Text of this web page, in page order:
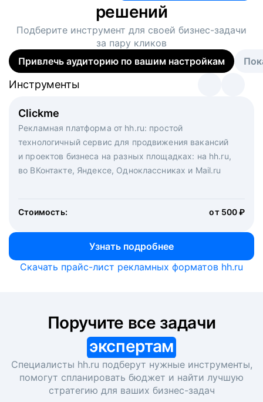
решений
Подберите инструмент для своей бизнес-задачи
за пару кликов
Привлечь аудиторию по вашим настройкам
Clickme
Рекламная платформа от hh.ru: простой
технологичный сервис для продвижения вакансий
и проектов бизнеса на разных площадках: на hh.ru,
во ВКонтакте, Яндексе, Одноклассниках и Mail.ru
Стоимость: от 500 ₽
Узнать подробнее
Инструменты
Вакансия дня
Рекламный формат для вакансий на главной странице
hh.ru. Увеличивает количество откликов
Инструменты
Массовый подбор под ключ. Решите, сколько
кандидатов и когда вам нужно, и за дело возьмутся
маркетологи, рекрутеры и проектные менеджеры
hh.ru с целым набором digital-инструментов
Инструменты
Скачать прайс-лист рекламных форматов hh.ru
экспертам
Специалисты hh.ru подберут нужные инструменты,
помогут спланировать бюджет и найти лучшую
стратегию для ваших бизнес-задач